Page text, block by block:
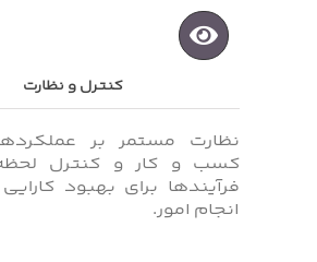
کنترل و نظارت
نظارت مستمر بر
کسب‌ و کار و کنترل
فرآیندها برای بهبود
انجام امور.